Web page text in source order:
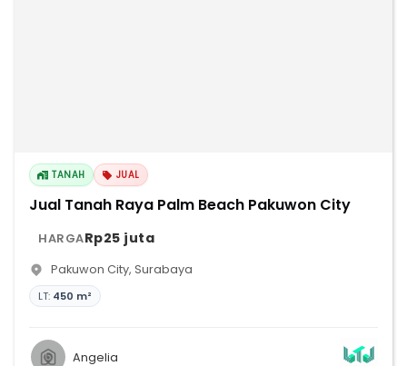
TANAH JUAL
Jual Tanah Raya Palm Beach Pakuwon City
HARGARp25 juta
Pakuwon City, Surabaya
LT: 450 m²
Angelia